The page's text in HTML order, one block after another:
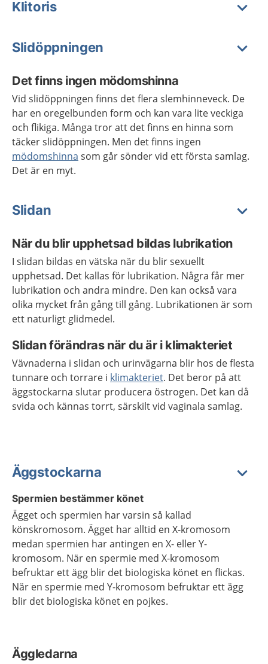
Klitoris
Slidöppningen
Det finns ingen mödomshinna
Vid slidöppningen finns det flera slemhinneveck. De
har en oregelbunden form och kan vara lite veckiga
och flikiga. Många tror att det finns en hinna som
täcker slidöppningen. Men det finns ingen
mödomshinna som går sönder vid ett första samlag.
Det är en myt.
Slidan
När du blir upphetsad bildas lubrikation
I slidan bildas en vätska när du blir sexuellt
upphetsad. Det kallas för lubrikation. Några får mer
lubrikation och andra mindre. Den kan också vara
olika mycket från gång till gång. Lubrikationen är som
ett naturligt glidmedel.
Slidan förändras när du är i klimakteriet
Vävnaderna i slidan och urinvägarna blir hos de flesta
tunnare och torrare i klimakteriet. Det beror på att
äggstockarna slutar producera östrogen. Det kan då
svida och kännas torrt, särskilt vid vaginala samlag.
Äggstockarna
Spermien bestämmer könet
Ägget och spermien har varsin så kallad
könskromosom. Ägget har alltid en X-kromosom
medan spermien har antingen en X- eller Y-
kromosom. När en spermie med X-kromosom
befruktar ett ägg blir det biologiska könet en flickas.
När en spermie med Y-kromosom befruktar ett ägg
blir det biologiska könet en pojkes.
Äggledarna